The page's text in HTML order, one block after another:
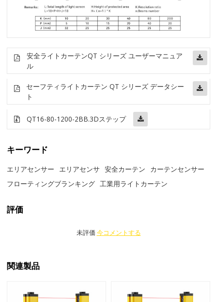
安全ライトカーテンQT シリーズ ユーザーマニュア
ル
セーフティライトカーテン QT シリーズ データシー
ト
QT16-80-1200-2BB.3Dステップ
キーワード
エリアセンサー エリアセンサ 安全カーテン
カーテンセンサー
フローティングブランキング 工業用ライトカーテン
評価
未評価 今コメントする
関連製品